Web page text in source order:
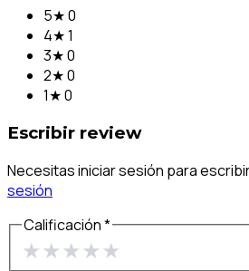
5★0
4★1
3★0
2★0
1★0
Escribir review
Necesitas iniciar sesión para
sesión
Calificación *
★★★★★